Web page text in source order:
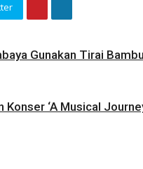
Gunakan Tirai
‘A Musical